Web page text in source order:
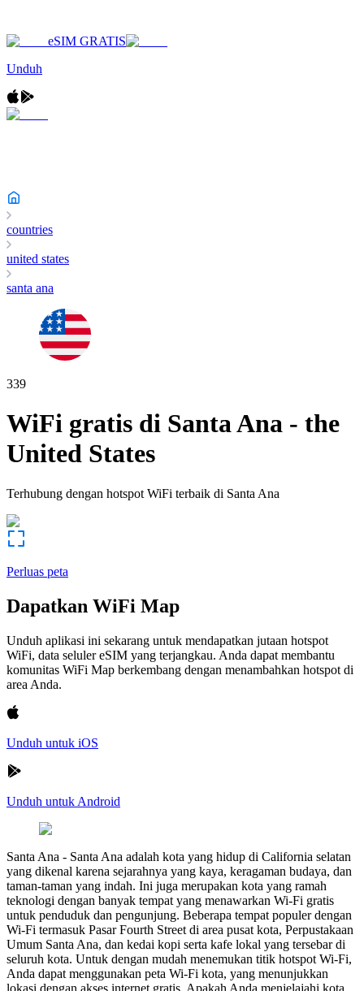
eSIM GRATIS
Unduh
countries
united states
santa ana
339
WiFi gratis di Santa Ana - the
United States
Terhubung dengan hotspot WiFi terbaik di Santa Ana
Perluas peta
Dapatkan WiFi Map
Unduh aplikasi ini sekarang untuk mendapatkan jutaan hotspot
WiFi, data seluler eSIM yang terjangkau. Anda dapat membantu
komunitas WiFi Map berkembang dengan menambahkan hotspot di
area Anda.
Unduh untuk iOS
Unduh untuk Android
Santa Ana - Santa Ana adalah kota yang hidup di California selatan
yang dikenal karena sejarahnya yang kaya, keragaman budaya, dan
taman-taman yang indah. Ini juga merupakan kota yang ramah
teknologi dengan banyak tempat yang menawarkan Wi-Fi gratis
untuk penduduk dan pengunjung. Beberapa tempat populer dengan
Wi-Fi termasuk Pasar Fourth Street di area pusat kota, Perpustakaan
Umum Santa Ana, dan kedai kopi serta kafe lokal yang tersebar di
seluruh kota. Untuk dengan mudah menemukan titik hotspot Wi-Fi,
Anda dapat menggunakan peta Wi-Fi kota, yang menunjukkan
lokasi dengan akses internet gratis. Apakah Anda menjelajahi kota